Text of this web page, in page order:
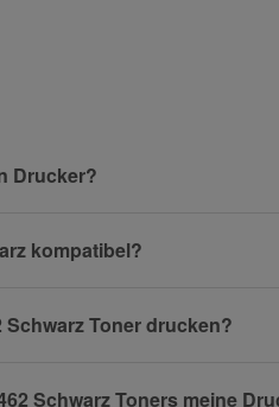
Drucker?
kompatibel?
Schwarz Toner drucken?
Schwarz Toners meine